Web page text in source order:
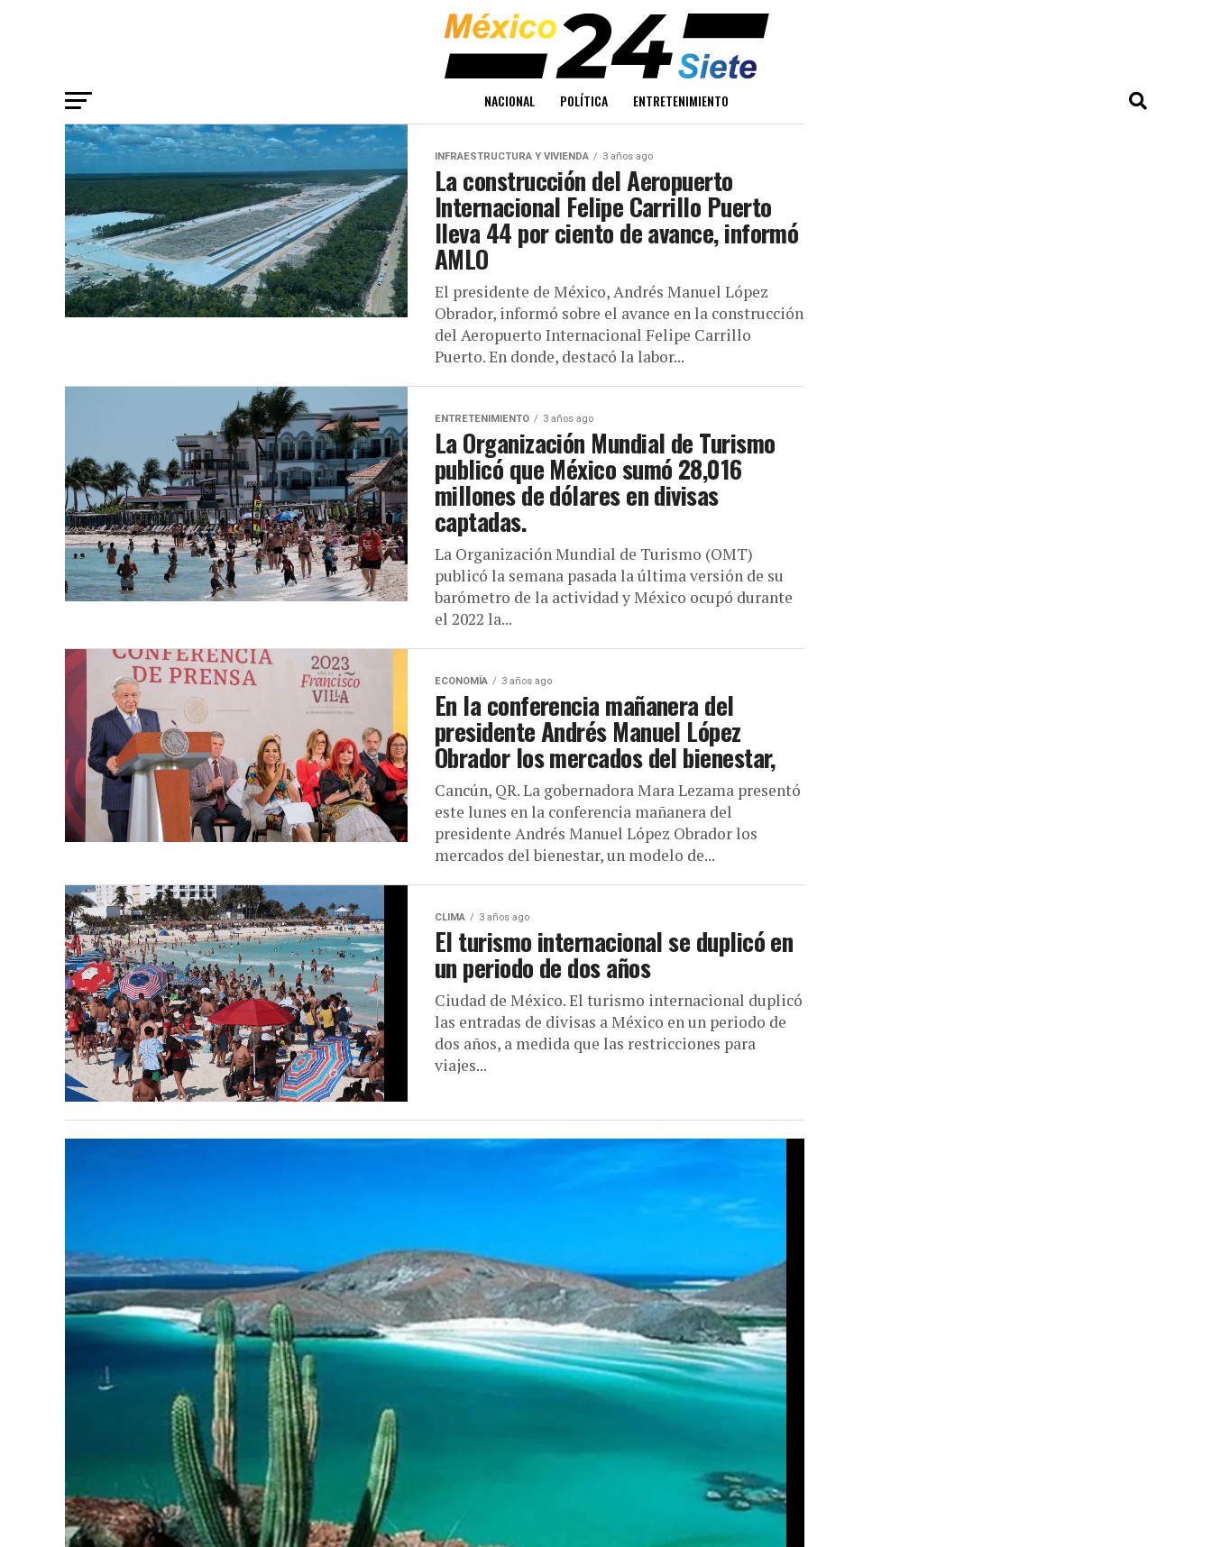
NACIONAL POLÍTICA ENTRETENIMIENTO
INFRAESTRUCTURA Y VIVIENDA 3 años ago
La construcción del Aeropuerto
Internacional Felipe Carrillo Puerto
lleva 44 por ciento de avance, informó
AMLO
El presidente de México, Andrés Manuel López
Obrador, informó sobre el avance en la construcción
del Aeropuerto Internacional Felipe Carrillo
Puerto. En donde, destacó la labor...
ENTRETENIMIENTO 3 años ago
La Organización Mundial de Turismo
publicó que México sumó 28,016
millones de dólares en divisas
captadas.
La Organización Mundial de Turismo (OMT)
publicó la semana pasada la última versión de su
barómetro de la actividad y México ocupó durante
el 2022 la...
ECONOMÍA 3 años ago
En la conferencia mañanera del
presidente Andrés Manuel López
Obrador los mercados del bienestar,
Cancún, QR. La gobernadora Mara Lezama presentó
este lunes en la conferencia mañanera del
presidente Andrés Manuel López Obrador los
mercados del bienestar, un modelo de...
CLIMA 3 años ago
El turismo internacional se duplicó en
un periodo de dos años
Ciudad de México. El turismo internacional duplicó
las entradas de divisas a México en un periodo de
dos años, a medida que las restricciones para
viajes...